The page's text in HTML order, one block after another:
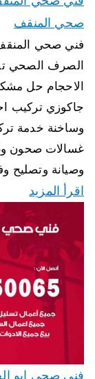
صحي المنقف
فني صحي
الصرف الصحي
الاحجام حل
جاكوزي تركيب
وساخنة خدمة
غسالات صحون
وصيانة وتصليح
اقرأ المزيد